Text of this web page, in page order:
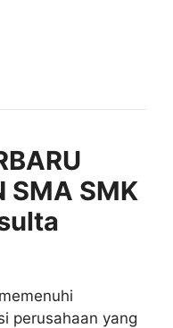
SMA SMK
perusahaan yang